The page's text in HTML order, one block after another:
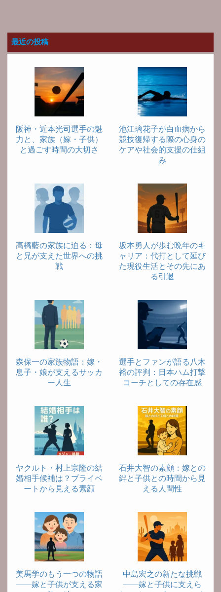
最近の投稿
阪神・近本光司選手の魅
力と、家族（嫁・子供）
と過ごす時間の大切さ
池江璃花子が白血病から
競技復帰する際の心身の
ケアや社会的支援の仕組
み
髙橋藍の家族に迫る：母
と兄が支えた世界への挑
戦
坂本勇人が歩む晩年のキ
ャリア：代打として延び
た現役生活とその先にあ
る引退
森保一の家族物語：嫁・
息子・娘が支えるサッカ
ー人生
選手とファンが語る八木
裕の評判：日本ハム打撃
コーチとしての存在感
ヤクルト・村上宗隆の結
婚相手候補は？プライベ
ートから見える素顔
石井大智の素顔：嫁との
絆と子供との時間から見
える人間性
美馬学のもう一つの物語
――嫁と子供が支える家
中島宏之の新たな挑戦
――嫁と子供に支えら